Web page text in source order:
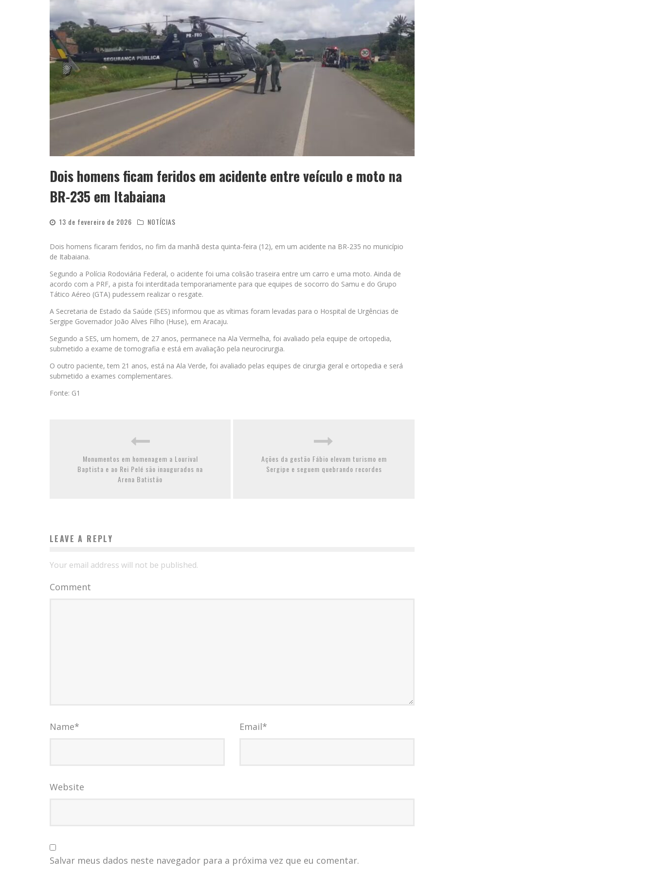
Dois homens ficam feridos em acidente entre veículo e moto na
BR-235 em Itabaiana
13 de fevereiro de 2026 NOTÍCIAS
Dois homens ficaram feridos, no fim da manhã desta quinta-feira (12), em um acidente na BR-235 no município
de Itabaiana.
Segundo a Polícia Rodoviária Federal, o acidente foi uma colisão traseira entre um carro e uma moto. Ainda de
acordo com a PRF, a pista foi interditada temporariamente para que equipes de socorro do Samu e do Grupo
Tático Aéreo (GTA) pudessem realizar o resgate.
A Secretaria de Estado da Saúde (SES) informou que as vítimas foram levadas para o Hospital de Urgências de
Sergipe Governador João Alves Filho (Huse), em Aracaju.
Segundo a SES, um homem, de 27 anos, permanece na Ala Vermelha, foi avaliado pela equipe de ortopedia,
submetido a exame de tomografia e está em avaliação pela neurocirurgia.
O outro paciente, tem 21 anos, está na Ala Verde, foi avaliado pelas equipes de cirurgia geral e ortopedia e será
submetido a exames complementares.
Fonte: G1
Monumentos em homenagem a Lourival
Baptista e ao Rei Pelé são inaugurados na
Arena Batistão
Ações da gestão Fábio elevam turismo em
Sergipe e seguem quebrando recordes
LEAVE A REPLY
Your email address will not be published.
Comment
Name* Email*
Website
Salvar meus dados neste navegador para a próxima vez que eu comentar.